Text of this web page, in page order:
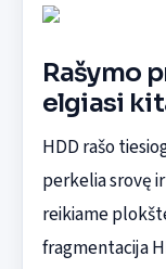
Rašymo
elgiasi
HDD rašo
perkelia srovę
reikiame
fragmentacija